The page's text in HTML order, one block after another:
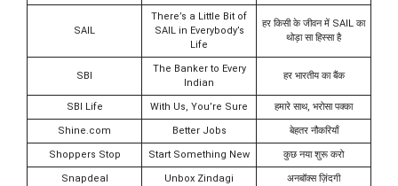
SAIL
There’s a Little Bit of
SAIL in Everybody’s
Life
हर किसी के जीवन में SAIL का
थोड़ा सा हिस्सा है
SBI
The Banker to Every
Indian
हर भारतीय का बैंक
SBI Life With Us, You’re Sure हमारे साथ, भरोसा पक्का
Shine.com Better Jobs बेहतर नौकरियाँ
Shoppers Stop Start Something New कुछ नया शुरू करो
Snapdeal Unbox Zindagi अनबॉक्स ज़िंदगी